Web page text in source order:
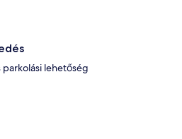
parkolási lehetőség